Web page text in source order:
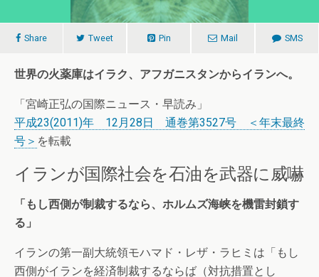
Share Tweet Pin Mail SMS
世界の火薬庫はイラク、アフガニスタンからイランへ。
「宮崎正弘の国際ニュース・早読み」
平成23(2011)年 12月28日 通巻第3527号 ＜年末最終
号＞ を転載
イランが国際社会を石油を武器に威嚇
「もし西側が制裁するなら、ホルムズ海峡を機雷封鎖す
る」
イランの第一副大統領モハマド・レザ・ラヒミは「もし
西側がイランを経済制裁するならば（対抗措置とし